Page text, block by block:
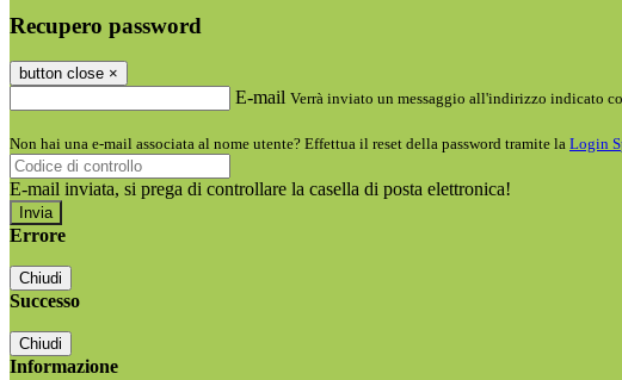
Recupero password
button close ×
E-mail Verrà inviato un messaggio all'indirizzo indicato
Non hai una e-mail associata al nome utente? Effettua il reset della password tramite la Login
E-mail inviata, si prega di controllare la casella di posta elettronica!
Errore
Chiudi
Successo
Chiudi
Informazione